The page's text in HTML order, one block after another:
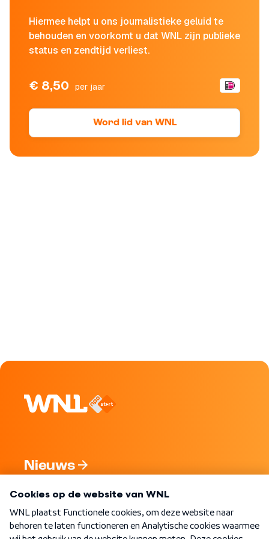
Hiermee helpt u ons journalistieke geluid te
behouden en voorkomt u dat WNL zijn publieke
status en zendtijd verliest.
€ 8,50 per jaar
Word lid van WNL
Nieuws
Nieuwsbrief